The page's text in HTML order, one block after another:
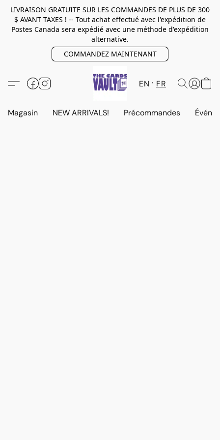
LIVRAISON GRATUITE SUR LES COMMANDES DE PLUS DE 300
$ AVANT TAXES ! -- Tout achat effectué avec l'expédition de
Postes Canada sera expédié avec une méthode d'expédition
alternative.
COMMANDEZ MAINTENANT
EN FR
Magasin NEW ARRIVALS! Précommandes